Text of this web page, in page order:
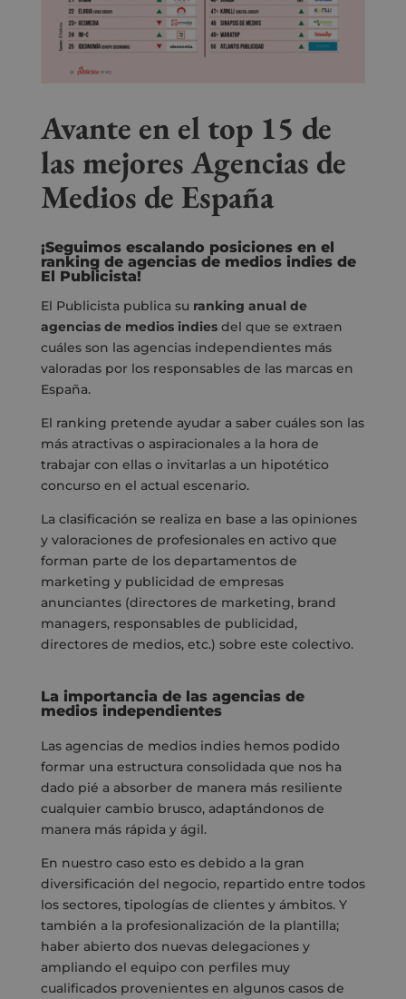
Avante en el top 15 de
las mejores Agencias de
Medios de España
¡Seguimos escalando posiciones en el
ranking de agencias de medios indies de
El Publicista!
El Publicista publica su ranking anual de
agencias de medios indiesdel que se extraen
cuáles son las agencias independientes más
valoradas por los responsables de las marcas en
España.
El ranking pretende ayudar a saber cuáles son las
más atractivas o aspiracionales a la hora de
trabajar con ellas o invitarlas a un hipotético
concurso en el actual escenario.
La clasificación se realiza en base a las opiniones
y valoraciones de profesionales en activo que
forman parte de los departamentos de
marketing y publicidad de empresas
anunciantes (directores de marketing, brand
managers, responsables de publicidad,
directores de medios, etc.) sobre este colectivo.
La importancia de las agencias de
medios independientes
Las agencias de medios indies hemos podido
formar una estructura consolidada que nos ha
dado pié a absorber de manera más resiliente
cualquier cambio brusco, adaptándonos de
manera más rápida y ágil.
En nuestro caso esto es debido a la gran
diversificación del negocio, repartido entre todos
los sectores, tipologías de clientes y ámbitos. Y
también a la profesionalización de la plantilla;
haber abierto dos nuevas delegaciones y
ampliando el equipo con perfiles muy
cualificados provenientes en algunos casos de